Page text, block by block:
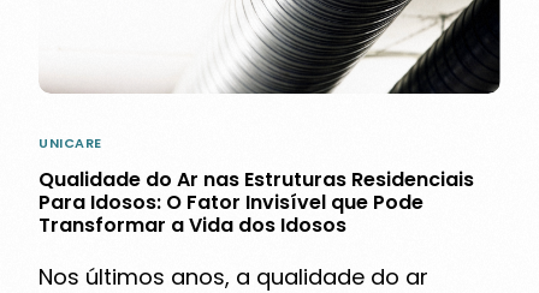
UNICARE
Qualidade do Ar nas Estruturas Residenciais
Para Idosos: O Fator Invisível que Pode
Transformar a Vida dos Idosos
Nos últimos anos, a qualidade do ar